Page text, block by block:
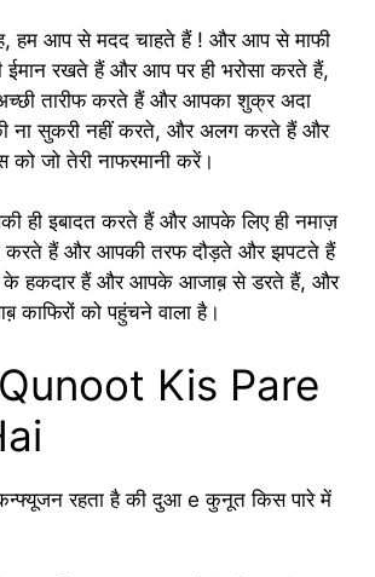
हम आप से मदद चाहते हैं ! और आप से माफी
ईमान रखते हैं और आप पर ही भरोसा करते हैं,
तारीफ करते हैं और आपका शुक्र अदा
ना सुकरी नहीं करते, और अलग करते हैं और
जो तेरी नाफरमानी करें।
ही इबादत करते हैं और आपके लिए ही नमाज़
करते हैं और आपकी तरफ दौड़ते और झपटते हैं
हकदार हैं और आपके आजाब़ से डरते हैं, और
को पहुंचने वाला है।
Kis Pare
रहता है की दुआ e कुनूत किस पारे में